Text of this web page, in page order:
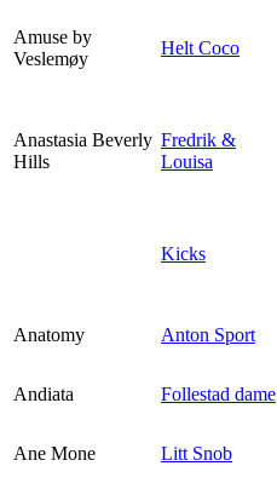
Amuse by
Veslemøy
Helt Coco
Anastasia Beverly
Hills
Fredrik &
Louisa
Kicks
Anatomy Anton Sport
Andiata
Follestad dame
Ane Mone Litt Snob